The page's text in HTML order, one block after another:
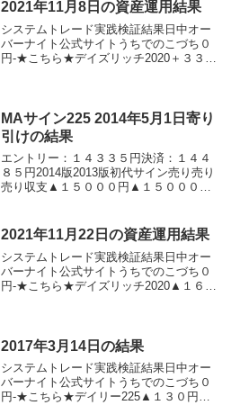
2021年11月8日の資産運用結果
システムトレード実践検証結果日中オー
バーナイト公式サイトうちでのこづち０
円-★こちら★デイズリッチ2020＋３３０
ッ...
MAサイン225 2014年5月1日寄り
引けの結果
エントリー：１４３３５円決済：１４４
８５円2014版2013版初代サイン売り売り
売り収支▲１５０００円▲１５０００円
イナス。しかも全システム！おおー。
ま、よくある一...
2021年11月22日の資産運用結果
システムトレード実践検証結果日中オー
バーナイト公式サイトうちでのこづち０
円-★こちら★デイズリッチ2020▲１６０
ッ...
2017年3月14日の結果
システムトレード実践検証結果日中オー
バーナイト公式サイトうちでのこづち０
円-★こちら★デイリー225▲１３０円ソ